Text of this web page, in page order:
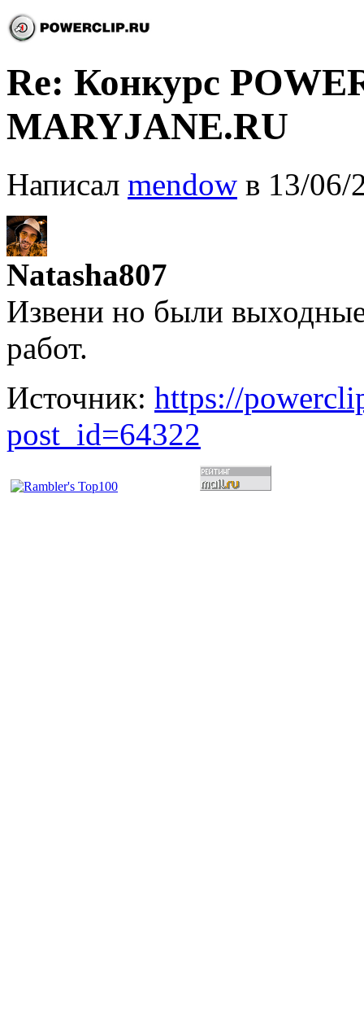
Re: Конкурс
MARYJANE.RU
Написал mendow в 13/06/
Natasha807
Извени но были
работ.
Источник: https://
post_id=64322